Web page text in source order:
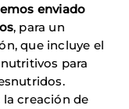
enviado
, para un
que incluye el
para
creación de